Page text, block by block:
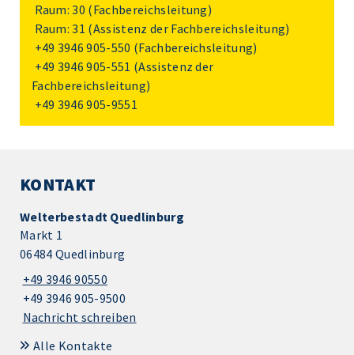
Raum: 30 (Fachbereichsleitung)
Raum: 31 (Assistenz der Fachbereichsleitung)
+49 3946 905-550 (Fachbereichsleitung)
+49 3946 905-551 (Assistenz der
Fachbereichsleitung)
+49 3946 905-9551
KONTAKT
Welterbestadt Quedlinburg
Markt 1
06484 Quedlinburg
+49 3946 90550
+49 3946 905-9500
Nachricht schreiben
Alle Kontakte